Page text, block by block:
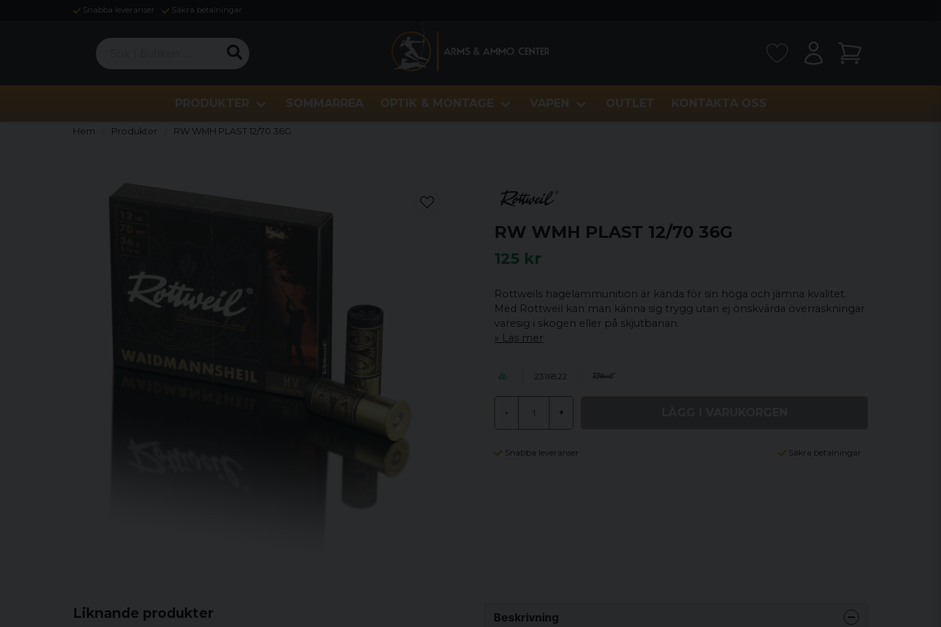
Snabba leveranser Säkra betalningar
Sök i butiken ...
PRODUKTER SOMMARREA OPTIK & MONTAGE VAPEN OUTLET KONTAKTA OSS
Hem Produkter RW WMH PLAST 12/70 36G
RW WMH PLAST 12/70 36G
125 kr
Rottweils hagelammunition är kända för sin höga och jämna kvalitet.
Med Rottweil kan man känna sig trygg utan ej önskvärda överraskningar
varesig i skogen eller på skjutbanan.
Läs mer
2316822
- +
Snabba leveranser Säkra betalningar
Liknande produkter Beskrivning